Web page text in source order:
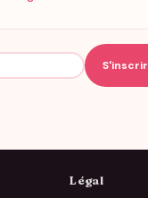
Légal